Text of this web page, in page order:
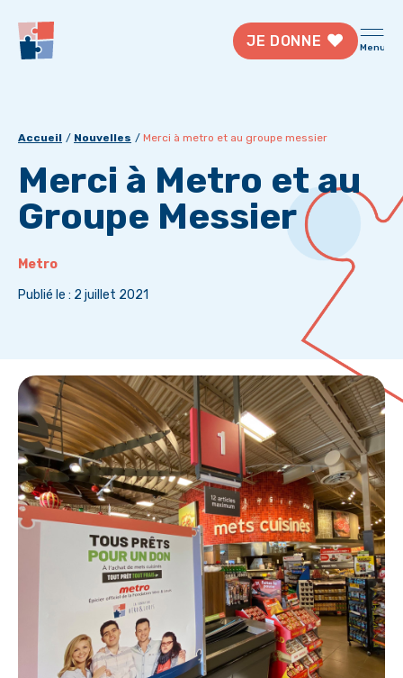
JE DONNE Menu
Accueil Nouvelles Merci à metro et au groupe messier
Merci à Metro et au
Groupe Messier
Metro
Publié le : 2 juillet 2021